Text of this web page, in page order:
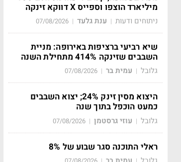
מיליארד הוצפו וספייס X דווקא זינקה
ניתוחים ודעות | ענת גלעד |
07/08/2026
שיא רביעי ברציפות באירופה: מניית
השבבים שזינקה 414% מתחילת השנה
גלובל | עמית בר |
07/08/2026
היצוא מסין זינק 24%; יצוא השבבים
כמעט הוכפל בתוך שנה
גלובל | עוזי גרסטמן |
07/08/2026
ראלי התוכנה סגר שבוע של 8%